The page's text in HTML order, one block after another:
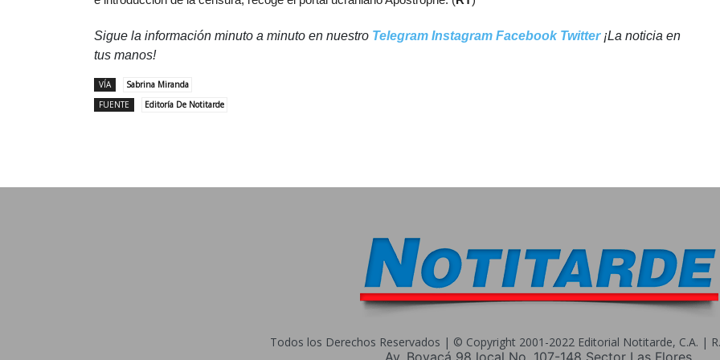
Sigue la información minuto a minuto en nuestro Telegram Instagram Facebook Twitter¡La noticia en
tus manos!
VÍA
Sabrina Miranda
FUENTE
Editoría De Notitarde
Todos los Derechos Reservados | © Copyright 2001-2022 Editorial Notitarde, C.A. |
Av. Boyacá 98 local No. 107-148 Sector Las Flores.